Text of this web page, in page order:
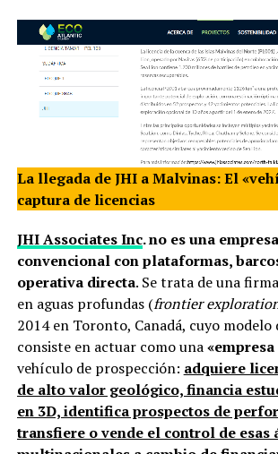
La llegada de JHI a Malvinas: El
captura de licencias
JHI Associates Inc. no es una
convencional con plataformas,
operativa directa. Se trata de una
en aguas profundas (frontier
2014 en Toronto, Canadá, cuyo modelo
consiste en actuar como una
vehículo de prospección: adquiere
de alto valor geológico, financia
en 3D, identifica prospectos de
transfiere o vende el control de esas